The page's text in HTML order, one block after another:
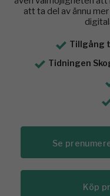
att ta del av ännu
Tillgång
Tidningen
Se
Köp